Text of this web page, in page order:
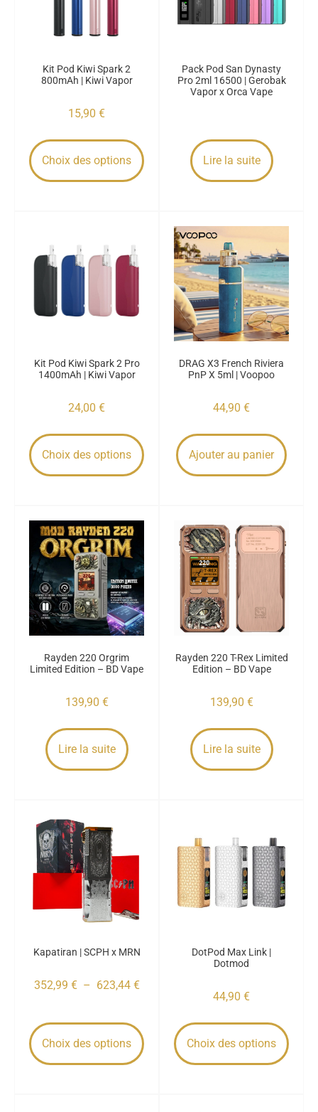
Kit Pod Kiwi Spark 2
800mAh | Kiwi Vapor
15,90 €
Choix des options
Pack Pod San Dynasty
Pro 2ml 16500 | Gerobak
Vapor x Orca Vape
Lire la suite
Kit Pod Kiwi Spark 2 Pro
1400mAh | Kiwi Vapor
24,00 €
Choix des options
DRAG X3 French Riviera
PnP X 5ml | Voopoo
44,90 €
Ajouter au panier
Rayden 220 Orgrim
Limited Edition – BD Vape
139,90 €
Lire la suite
Rayden 220 T-Rex Limited
Edition – BD Vape
139,90 €
Lire la suite
Kapatiran | SCPH x MRN
352,99 € – 623,44 €
Choix des options
DotPod Max Link |
Dotmod
44,90 €
Choix des options